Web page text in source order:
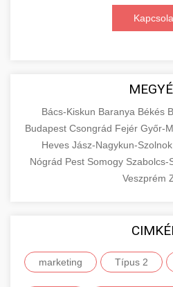
Bács-Kiskun Baranya Békés
Budapest Csongrád Fejér Győr-
Heves Jász-Nagykun-Szolnok
Nógrád Pest Somogy Szabolcs-
Veszprém
marketing Típus 2